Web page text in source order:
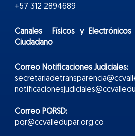
+57 312 2894689
Canales Físicos yElectrónicos
Ciudadano
Correo Notificaciones Judiciales:
Correo PQRSD:
pqr@ccvalledupar.org.co